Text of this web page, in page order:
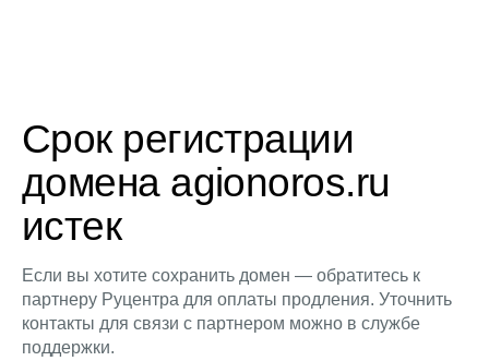
Срок регистрации
домена agionoros.ru
истек
Если вы хотите сохранить домен — обратитесь к
партнеру Руцентра для оплаты продления. Уточнить
контакты для связи с партнером можно в службе
поддержки.